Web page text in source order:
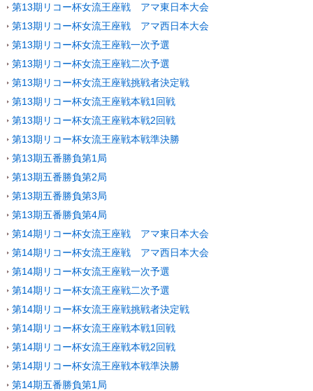
第13期リコー杯女流王座戦 アマ東日本大会
第13期リコー杯女流王座戦 アマ西日本大会
第13期リコー杯女流王座戦一次予選
第13期リコー杯女流王座戦二次予選
第13期リコー杯女流王座戦挑戦者決定戦
第13期リコー杯女流王座戦本戦1回戦
第13期リコー杯女流王座戦本戦2回戦
第13期リコー杯女流王座戦本戦準決勝
第13期五番勝負第1局
第13期五番勝負第2局
第13期五番勝負第3局
第13期五番勝負第4局
第14期リコー杯女流王座戦 アマ東日本大会
第14期リコー杯女流王座戦 アマ西日本大会
第14期リコー杯女流王座戦一次予選
第14期リコー杯女流王座戦二次予選
第14期リコー杯女流王座戦挑戦者決定戦
第14期リコー杯女流王座戦本戦1回戦
第14期リコー杯女流王座戦本戦2回戦
第14期リコー杯女流王座戦本戦準決勝
第14期五番勝負第1局